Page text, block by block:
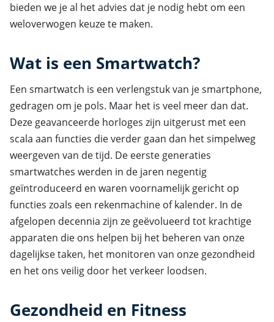
bieden we je al het advies dat je nodig hebt om een
weloverwogen keuze te maken.
Wat is een Smartwatch?
Een smartwatch is een verlengstuk van je smartphone,
gedragen om je pols. Maar het is veel meer dan dat.
Deze geavanceerde horloges zijn uitgerust met een
scala aan functies die verder gaan dan het simpelweg
weergeven van de tijd. De eerste generaties
smartwatches werden in de jaren negentig
geïntroduceerd en waren voornamelijk gericht op
functies zoals een rekenmachine of kalender. In de
afgelopen decennia zijn ze geëvolueerd tot krachtige
apparaten die ons helpen bij het beheren van onze
dagelijkse taken, het monitoren van onze gezondheid
en het ons veilig door het verkeer loodsen.
Gezondheid en Fitness